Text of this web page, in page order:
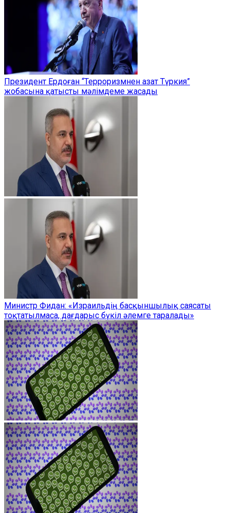
Президент Ердоған “Терроризмнен азат Түркия”
жобасына қатысты мәлімдеме жасады
Министр Фидан: «Израильдің басқыншылық саясаты
тоқтатылмаса, дағдарыс бүкіл әлемге таралады»